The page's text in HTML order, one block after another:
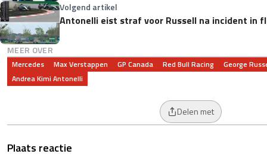
Volgend artikel
Antonelli eist straf voor Russell na incident in
MEER OVER
Mercedes Max Verstappen GP Canada Red Bull Racing
George
Andrea Kimi Antonelli
Delen met
Plaats reactie